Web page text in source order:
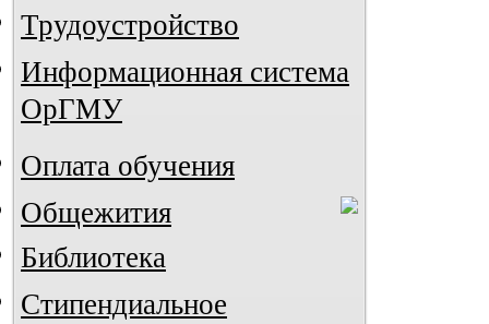
Трудоустройство
Информационная система
ОрГМУ
Оплата обучения
Общежития
Библиотека
Стипендиальное